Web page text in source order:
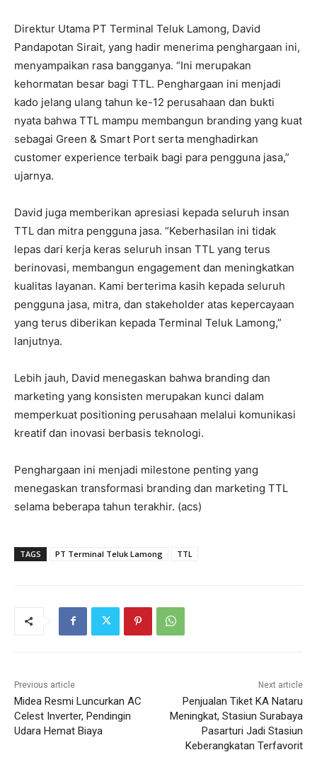
Direktur Utama PT Terminal Teluk Lamong, David
Pandapotan Sirait, yang hadir menerima penghargaan ini,
menyampaikan rasa bangganya. “Ini merupakan
kehormatan besar bagi TTL. Penghargaan ini menjadi
kado jelang ulang tahun ke-12 perusahaan dan bukti
nyata bahwa TTL mampu membangun branding yang kuat
sebagai Green & Smart Port serta menghadirkan
customer experience terbaik bagi para pengguna jasa,”
ujarnya.
David juga memberikan apresiasi kepada seluruh insan
TTL dan mitra pengguna jasa. “Keberhasilan ini tidak
lepas dari kerja keras seluruh insan TTL yang terus
berinovasi, membangun engagement dan meningkatkan
kualitas layanan. Kami berterima kasih kepada seluruh
pengguna jasa, mitra, dan stakeholder atas kepercayaan
yang terus diberikan kepada Terminal Teluk Lamong,”
lanjutnya.
Lebih jauh, David menegaskan bahwa branding dan
marketing yang konsisten merupakan kunci dalam
memperkuat positioning perusahaan melalui komunikasi
kreatif dan inovasi berbasis teknologi.
Penghargaan ini menjadi milestone penting yang
menegaskan transformasi branding dan marketing TTL
selama beberapa tahun terakhir. (acs)
TAGS PT Terminal Teluk Lamong TTL
Previous article
Midea Resmi Luncurkan AC
Celest Inverter, Pendingin
Udara Hemat Biaya
Next article
Penjualan Tiket KA Nataru
Meningkat, Stasiun Surabaya
Pasarturi Jadi Stasiun
Keberangkatan Terfavorit